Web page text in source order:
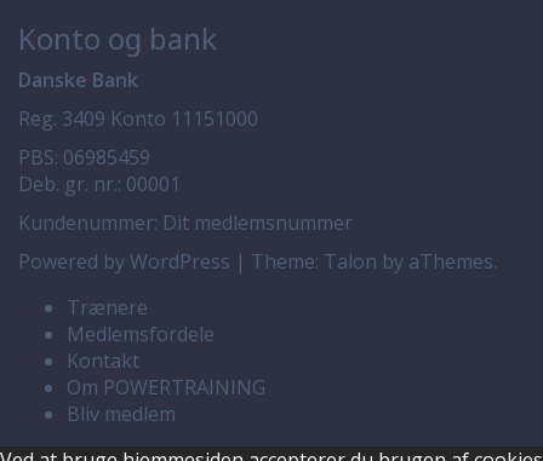
Konto og bank
Danske Bank
Reg. 3409 Konto 11151000
PBS: 06985459
Deb. gr. nr.: 00001
Kundenummer: Dit medlemsnummer
Powered by WordPress | Theme: Talon by aThemes.
Trænere
Medlemsfordele
Kontakt
Om POWERTRAINING
Bliv medlem